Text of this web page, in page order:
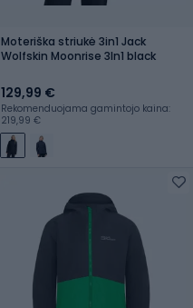
Moteriška striukė 3in1 Jack
Wolfskin Moonrise 3In1 black
129,99 €
Rekomenduojama gamintojo kaina:
219,99 €